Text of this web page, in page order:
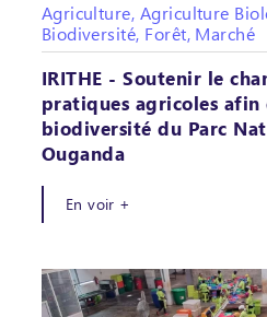
Agriculture, Agriculture
Biodiversité, Forêt, Marché
IRITHE - Soutenir le
pratiques agricoles afin
biodiversité du Parc
Ouganda
En voir +